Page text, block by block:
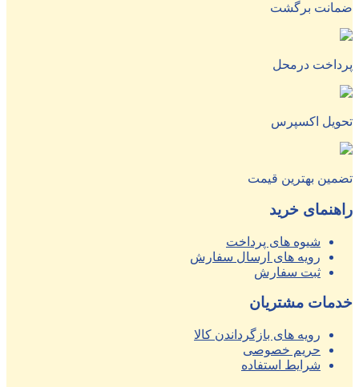
ضمانت برگشت
پرداخت درمحل
تحویل اکسپرس
تضمین بهترین قیمت
راهنمای خرید
شیوه های پرداخت
رویه های ارسال سفارش
ثبت سفارش
خدمات مشتریان
رویه های بازگرداندن کالا
حریم خصوصی
شرایط استفاده